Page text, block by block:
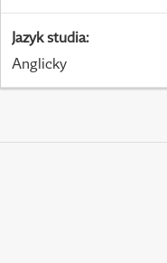
Jazyk studia:
Anglicky